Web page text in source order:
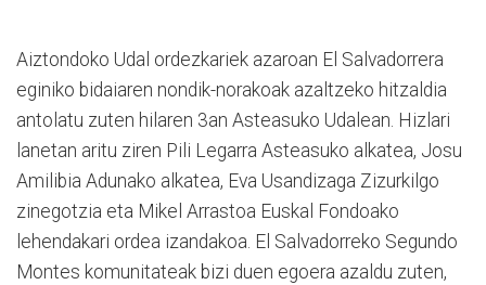
Aiztondoko Udal ordezkariek azaroan El Salvadorrera
eginiko bidaiaren nondik-norakoak azaltzeko hitzaldia
antolatu zuten hilaren 3an Asteasuko Udalean. Hizlari
lanetan aritu ziren Pili Legarra Asteasuko alkatea, Josu
Amilibia Adunako alkatea, Eva Usandizaga Zizurkilgo
zinegotzia eta Mikel Arrastoa Euskal Fondoako
lehendakari ordea izandakoa. El Salvadorreko Segundo
Montes komunitateak bizi duen egoera azaldu zuten,